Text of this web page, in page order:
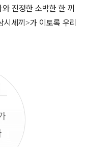
진정한 소박한 한 끼
시세끼 >가 이토록 우리